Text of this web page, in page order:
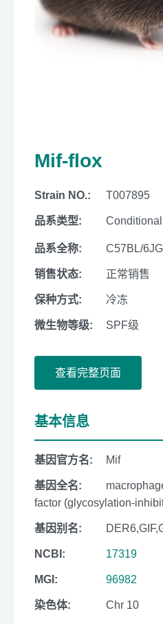
Mif-flox
Strain NO.: T007895
品系类型:
品系全称: C57BL/
销售状态: 正常销售
保种方式: 冷冻
微生物等级: SPF级
查看完整页面
基本信息
基因官方名: Mif
基因全名:
factor (glycosylation-
基因别名:
NCBI: 17319
MGI: 96982
染色体: Chr 10